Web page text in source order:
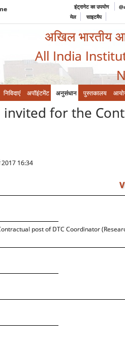
इंट्रानेट का उपयोग
मेल
साइटमैप
अखिल भारतीय
All India
निविदाएं अपॉइंटमेंट अनुसंधान पुस्तकालय
for the
2017 16:34
post of DTC Coordinator